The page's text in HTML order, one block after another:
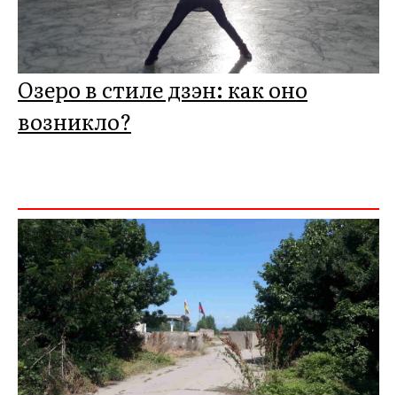
Озеро в стиле дзэн: как оно
возникло?